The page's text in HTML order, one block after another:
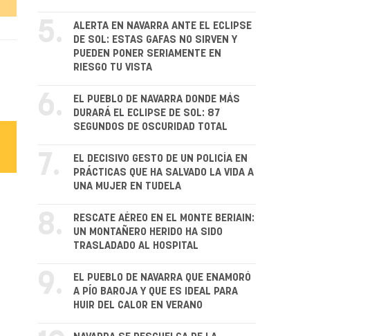
5.
ALERTA EN NAVARRA ANTE EL ECLIPSE
DE SOL: ESTAS GAFAS NO SIRVEN Y
PUEDEN PONER SERIAMENTE EN
RIESGO TU VISTA
6.
EL PUEBLO DE NAVARRA DONDE MÁS
DURARÁ EL ECLIPSE DE SOL: 87
SEGUNDOS DE OSCURIDAD TOTAL
7.
EL DECISIVO GESTO DE UN POLICÍA EN
PRÁCTICAS QUE HA SALVADO LA VIDA A
UNA MUJER EN TUDELA
8.
RESCATE AÉREO EN EL MONTE BERIAIN:
UN MONTAÑERO HERIDO HA SIDO
TRASLADADO AL HOSPITAL
9.
EL PUEBLO DE NAVARRA QUE ENAMORÓ
A PÍO BAROJA Y QUE ES IDEAL PARA
HUIR DEL CALOR EN VERANO